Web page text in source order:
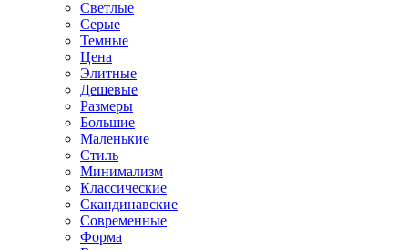
Светлые
Серые
Темные
Цена
Элитные
Дешевые
Размеры
Большие
Маленькие
Стиль
Минимализм
Классические
Скандинавские
Современные
Форма